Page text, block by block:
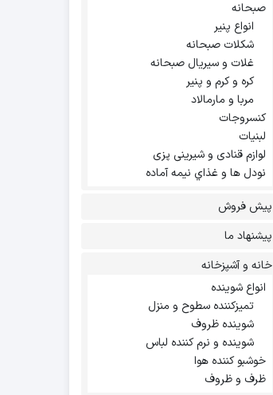
صبحانه
انواع پنیر
شکلات صبحانه
غلات و سیریال صبحانه
کره و کرم و پنیر
مربا و مارمالاد
کنسروجات
لبنیات
لوازم قنادی و شیرینی پزی
نودل ها و غذاي نيمه آماده
پیش فروش
پیشنهاد ما
خانه و آشپزخانه
انواع شوینده
تمیزکننده سطوح و منزل
شوینده ظروف
شوینده و نرم کننده لباس
خوشبو کننده هوا
ظرف و ظروف